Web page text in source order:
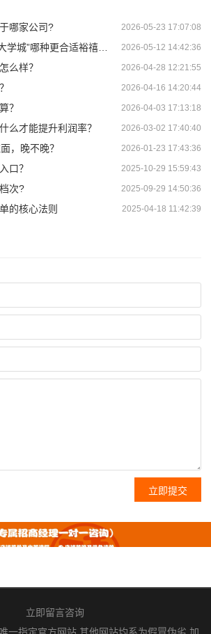
2026-05-23 17:07:08
哪家公司?
2026-05-12 14:42:36
”哪种更合适裕禧拉面开店?
2026-04-28 12:21:55
么样？
2026-04-16 14:20:44
2026-04-03 17:13:18
？
2026-03-02 17:40:40
么才能提升利润率？
2026-01-23 17:43:36
，晚不晚？
2025-10-29 15:59:43
口？
2025-09-29 14:50:36
次?
2025-04-18 11:42:39
的核心法则
立即留言咨询